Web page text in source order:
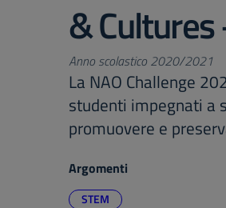
&
Anno scolastico 2020/2021
La NAO Challenge
studenti impegnati a
promuovere e
Argomenti
STEM